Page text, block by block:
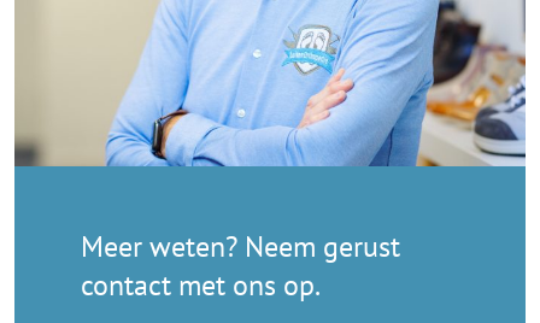
Meer weten? Neem gerust
contact met ons op.